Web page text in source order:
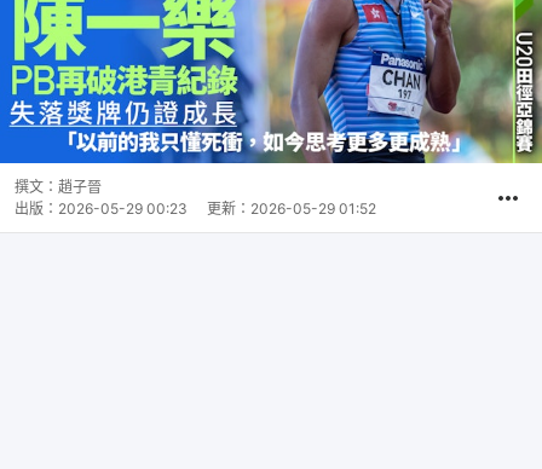
撰文： 趙子晉
出版： 2026-05-29 00:23 更新： 2026-05-29 01:52